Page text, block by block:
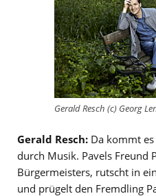
Gerald Resch (c) Georg
Gerald Resch: Da kommt
durch Musik. Pavels Freund
Bürgermeisters, rutscht in
und prügelt den Fremdling